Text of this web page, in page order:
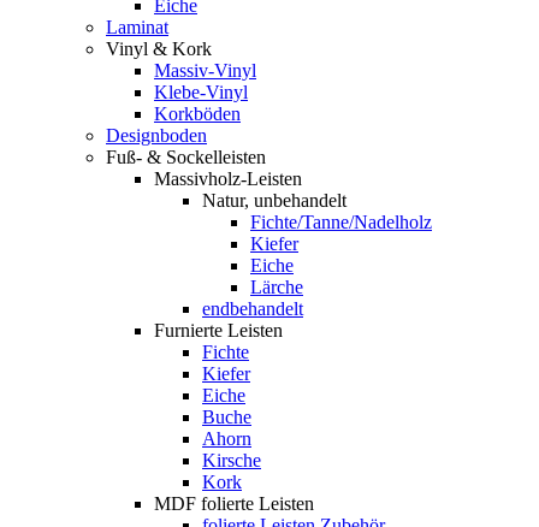
Eiche
Laminat
Vinyl & Kork
Massiv-Vinyl
Klebe-Vinyl
Korkböden
Designboden
Fuß- & Sockelleisten
Massivholz-Leisten
Natur, unbehandelt
Fichte/Tanne/Nadelholz
Kiefer
Eiche
Lärche
endbehandelt
Furnierte Leisten
Fichte
Kiefer
Eiche
Buche
Ahorn
Kirsche
Kork
MDF folierte Leisten